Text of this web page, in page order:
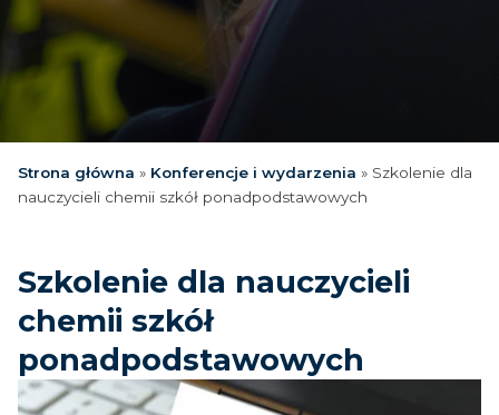
Strona główna » Konferencje i wydarzenia » Szkolenie dla
nauczycieli chemii szkół ponadpodstawowych
Szkolenie dla nauczycieli
chemii szkół
ponadpodstawowych